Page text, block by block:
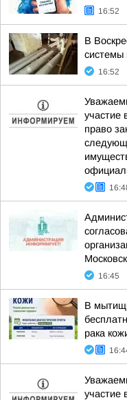
16:52
В
системы
16:52
участие
право
16:45
В
рака
участие